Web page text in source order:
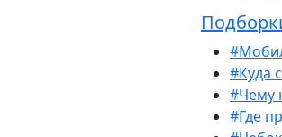
#Куда
#Чему
#Где